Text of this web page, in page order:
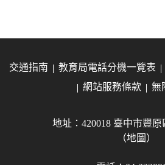
交通指南 教育局電話分機一覽表
網站服務條款
無
地址：420018 臺中市豐
（地圖）